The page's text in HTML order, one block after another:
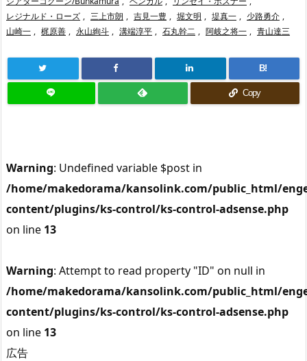
レジナルド・ローズ , 三上市朗 , 吉見一豊 , 堀文明 , 堤真一 , 少路勇介 ,
山崎一 , 梶原善 , 永山絢斗 , 溝端淳平 , 石丸幹二 , 阿岐之将一 , 青山達三
B!
Copy
Warning: Undefined variable $post in
/home/makedorama/kansolink.com/public_html/
content/plugins/ks-control/ks-control-adsense.php
on line 13
Warning: Attempt to read property "ID" on null in
/home/makedorama/kansolink.com/public_html/
content/plugins/ks-control/ks-control-adsense.php
on line 13
広告